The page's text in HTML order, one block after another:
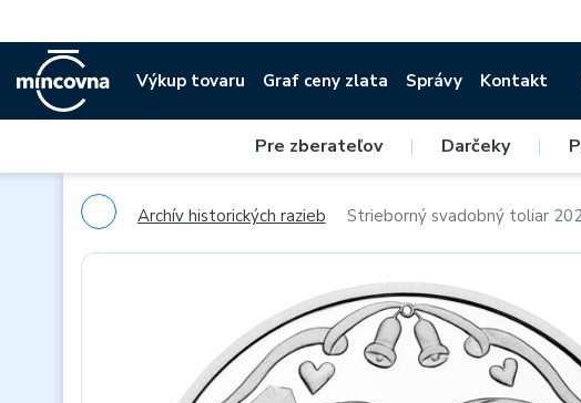
Výkup tovaru Graf ceny zlata Správy Kontakt
Pre zberateľov | Darčeky |
Archív historických razieb Strieborný svadobný toliar